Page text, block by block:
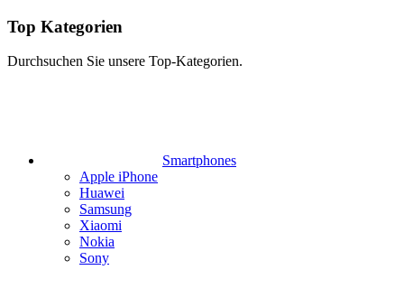
Top Kategorien
Durchsuchen Sie unsere Top-Kategorien.
Smartphones
Apple iPhone
Huawei
Samsung
Xiaomi
Nokia
Sony